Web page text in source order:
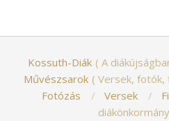
Kossuth-Diák
A
Művészsarok
Versek, fotók,
Fotózás
Versek